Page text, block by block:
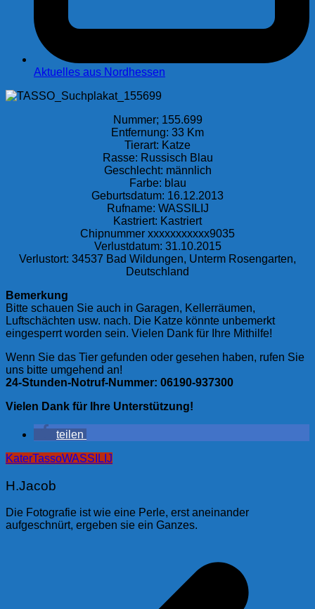
Aktuelles aus Nordhessen
Nummer; 155.699
Entfernung: 33 Km
Tierart: Katze
Rasse: Russisch Blau
Geschlecht: männlich
Farbe: blau
Geburtsdatum: 16.12.2013
Rufname: WASSILIJ
Kastriert: Kastriert
Chipnummer xxxxxxxxxxx9035
Verlustdatum: 31.10.2015
Verlustort: 34537 Bad Wildungen, Unterm Rosengarten,
Deutschland
Bemerkung
Bitte schauen Sie auch in Garagen, Kellerräumen,
Luftschächten usw. nach. Die Katze könnte unbemerkt
eingesperrt worden sein. Vielen Dank für Ihre Mithilfe!
Wenn Sie das Tier gefunden oder gesehen haben, rufen Sie
uns bitte umgehend an!
24-Stunden-Notruf-Nummer: 06190-937300
Vielen Dank für Ihre Unterstützung!
teilen
KaterTassoWASSILIJ
H.Jacob
Die Fotografie ist wie eine Perle, erst aneinander
aufgeschnürt, ergeben sie ein Ganzes.